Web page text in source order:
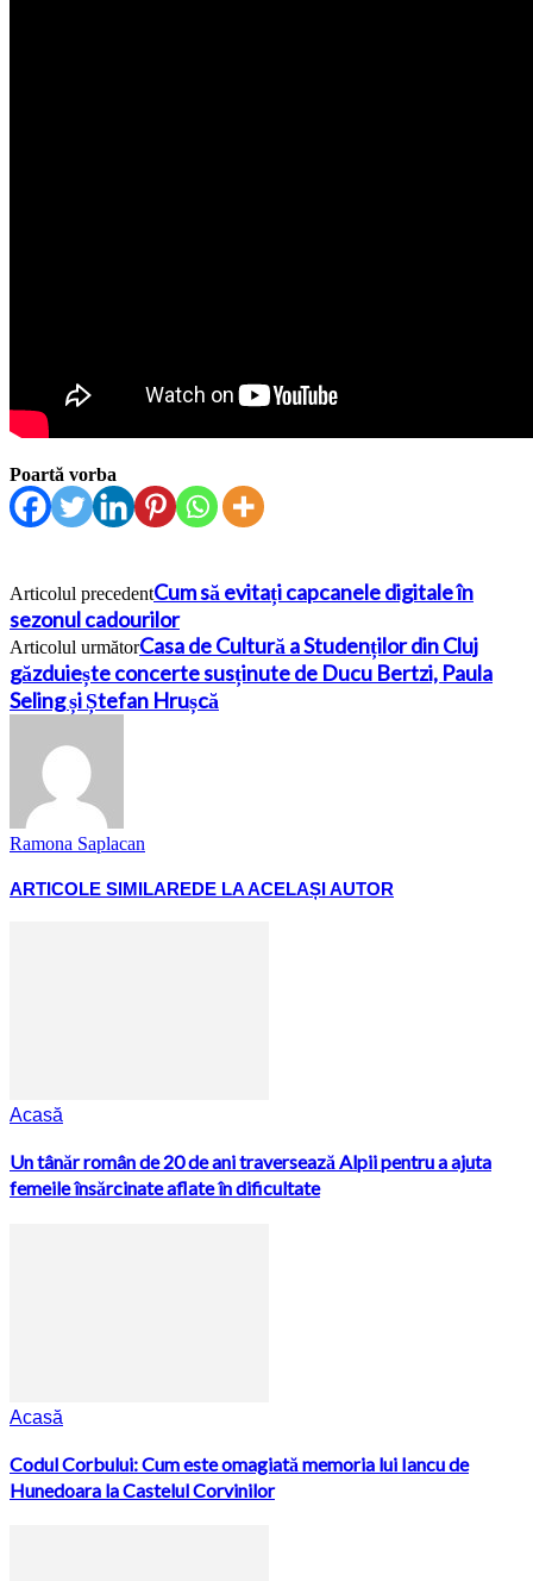
Poartă vorba
Articolul precedentCum să evitați capcanele digitale în
sezonul cadourilor
Articolul următorCasa de Cultură a Studenților din Cluj
găzduiește concerte susținute de Ducu Bertzi, Paula
Seling și Ștefan Hrușcă
Ramona Saplacan
ARTICOLE SIMILAREDE LA ACELAȘI AUTOR
Acasă
Un tânăr român de 20 de ani traversează Alpii pentru a ajuta
femeile însărcinate aflate în dificultate
Acasă
Codul Corbului: Cum este omagiată memoria lui Iancu de
Hunedoara la Castelul Corvinilor